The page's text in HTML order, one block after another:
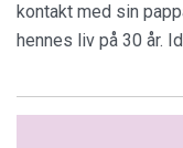
kontakt med sin
hennes liv på 30 år.